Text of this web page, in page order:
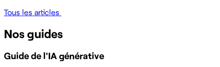
Tous les articles
Nos guides
Guide de l'IA générative